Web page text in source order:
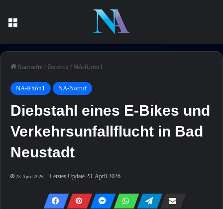
Startseite / Bereich / NA-Rhön1
NA-Rhön1 NA-Notruf
Diebstahl eines E-Bikes und
Verkehrsunfallflucht in Bad
Neustadt
23. April 2026 Letztes Update 23. April 2026